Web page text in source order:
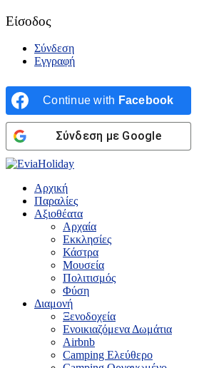
Είσοδος
Σύνδεση
Εγγραφή
Continue with Facebook
Σύνδεση με Google
Αρχική
Παραλίες
Αξιοθέατα
Αρχαία
Εκκλησίες
Κάστρα
Μουσεία
Πολιτισμός
Φύση
Διαμονή
Ξενοδοχεία
Ενοικιαζόμενα Δωμάτια
Airbnb
Camping Ελεύθερο